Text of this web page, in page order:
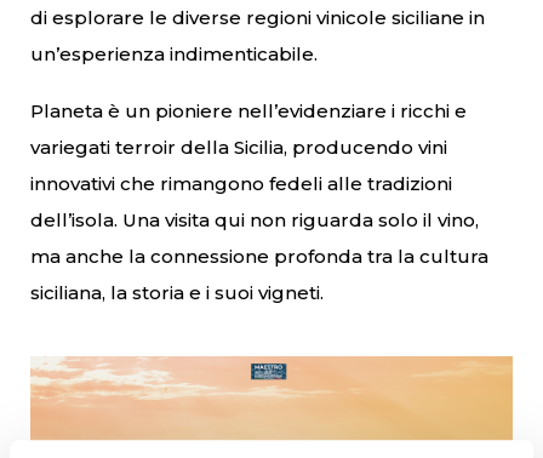
di esplorare le diverse regioni vinicole siciliane in
un’esperienza indimenticabile.
Planeta è un pioniere nell’evidenziare i ricchi e
variegati terroir della Sicilia, producendo vini
innovativi che rimangono fedeli alle tradizioni
dell’isola. Una visita qui non riguarda solo il vino,
ma anche la connessione profonda tra la cultura
siciliana, la storia e i suoi vigneti.